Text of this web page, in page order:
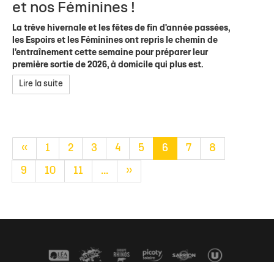
et nos Féminines !
La trêve hivernale et les fêtes de fin d'année passées,
les Espoirs et les Féminines ont repris le chemin de
l'entraînement cette semaine pour préparer leur
première sortie de 2026, à domicile qui plus est.
Lire la suite
« 1 2 3 4 5 6 7 8
9 10 11 ... »